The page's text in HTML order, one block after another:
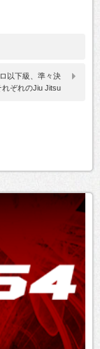
以下級、準々決
れぞれのJiu Jitsu